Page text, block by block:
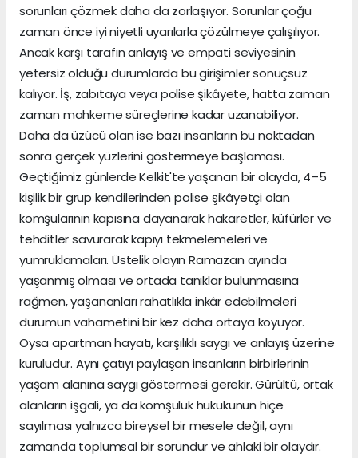
sorunları çözmek daha da zorlaşıyor. Sorunlar çoğu
zaman önce iyi niyetli uyarılarla çözülmeye çalışılıyor.
Ancak karşı tarafın anlayış ve empati seviyesinin
yetersiz olduğu durumlarda bu girişimler sonuçsuz
kalıyor. İş, zabıtaya veya polise şikâyete, hatta zaman
zaman mahkeme süreçlerine kadar uzanabiliyor.
Daha da üzücü olan ise bazı insanların bu noktadan
sonra gerçek yüzlerini göstermeye başlaması.
Geçtiğimiz günlerde Kelkit'te yaşanan bir olayda, 4–5
kişilik bir grup kendilerinden polise şikâyetçi olan
komşularının kapısına dayanarak hakaretler, küfürler ve
tehditler savurarak kapıyı tekmelemeleri ve
yumruklamaları. Üstelik olayın Ramazan ayında
yaşanmış olması ve ortada tanıklar bulunmasına
rağmen, yaşananları rahatlıkla inkâr edebilmeleri
durumun vahametini bir kez daha ortaya koyuyor.
Oysa apartman hayatı, karşılıklı saygı ve anlayış üzerine
kuruludur. Aynı çatıyı paylaşan insanların birbirlerinin
yaşam alanına saygı göstermesi gerekir. Gürültü, ortak
alanların işgali, ya da komşuluk hukukunun hiçe
sayılması yalnızca bireysel bir mesele değil, aynı
zamanda toplumsal bir sorundur ve ahlaki bir olaydır.